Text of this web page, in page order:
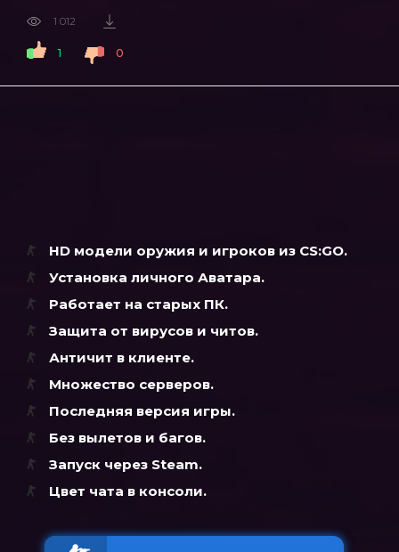
1 012
1 0
HD модели оружия и игроков из CS:GO.
Установка личного Аватара.
Работает на старых ПК.
Защита от вирусов и читов.
Античит в клиенте.
Множество серверов.
Последняя версия игры.
Без вылетов и багов.
Запуск через Steam.
Цвет чата в консоли.